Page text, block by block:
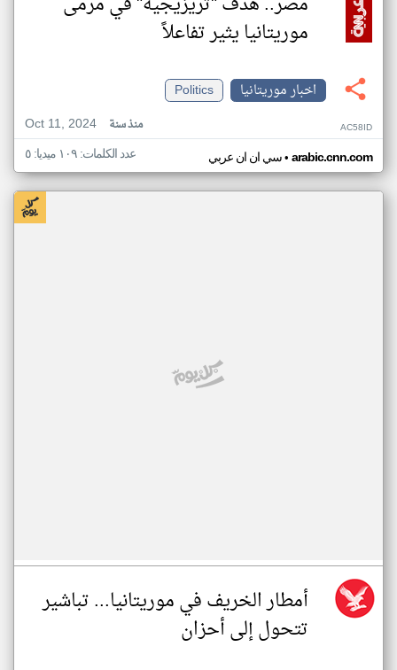
موريتانيا يثير تفاعلاً
اخبار موريتانيا
Politics
Oct 11, 2024
منذ سنة AC58ID
سي ان ان عربي• arabic.cnn.com عدد الكلمات: ١٠٩ ميديا: ٥
أمطار الخريف في موريتانيا... تباشير
تتحول إلى أحزان